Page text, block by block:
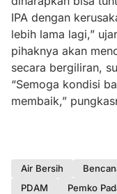
IPA dengan
lebih lama lagi,”
pihaknya akan
secara bergiliran,
“Semoga kondisi
membaik,”
Air Bersih
PDAM
Pemko